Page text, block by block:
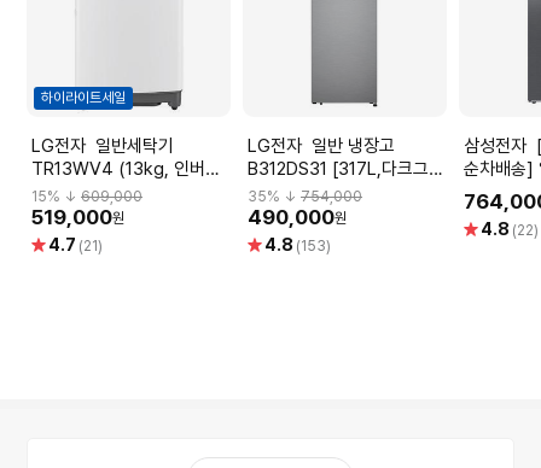
하이라이트세일
LG전자 일반세탁기
TR13WV4 (13kg, 인버터
모터, 위생세탁, 화이트)
15% ↓ 609,000
519,000원
별 4.7 (21)
LG전자 일반 냉장고
B312DS31 [317L,다크그라
파이트]
35% ↓754,000
490,000원
별 4.8 (153)
삼성전자 [9월 1주차 이후
순차배송]
별 4.8 (22)